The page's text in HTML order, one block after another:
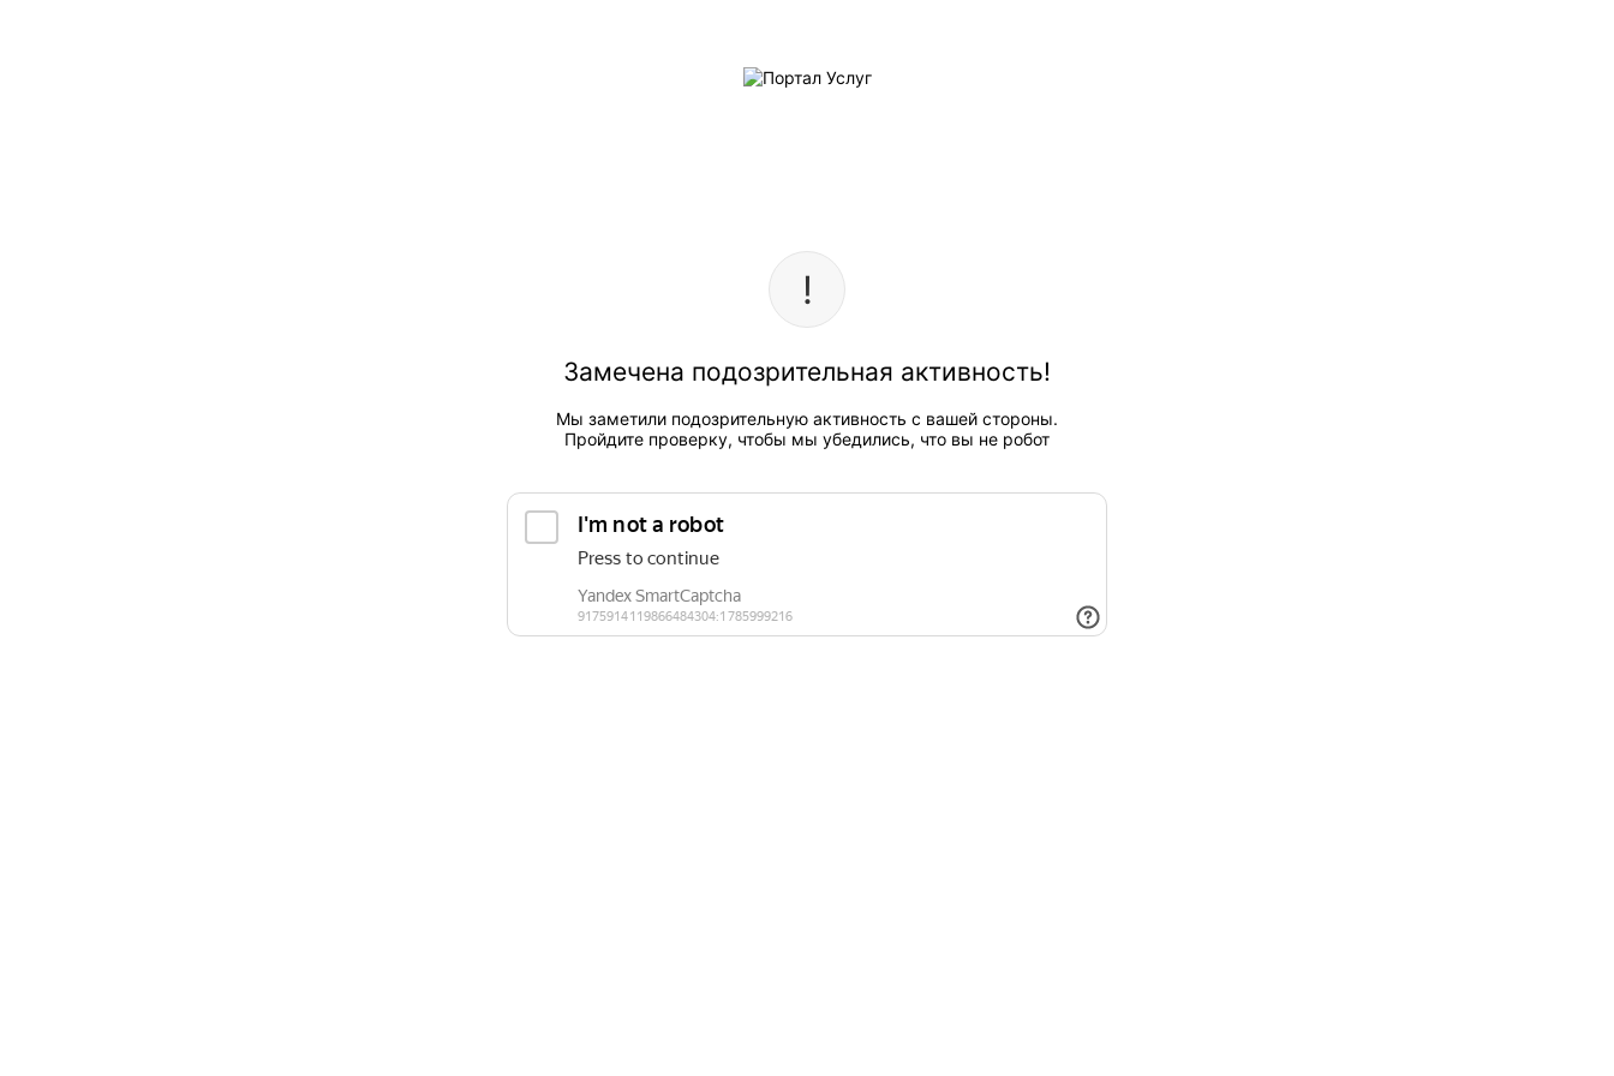
Замечена подозрительная активность!
Мы заметили подозрительную активность с вашей стороны.
Пройдите проверку, чтобы мы убедились, что вы не робот